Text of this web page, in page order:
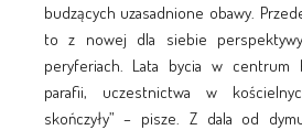
budzących uzasadnione obawy.
to z nowej dla siebie
peryferiach. Lata bycia w centrum
parafii, uczestnictwa w
skończyły” – pisze. Z dala od